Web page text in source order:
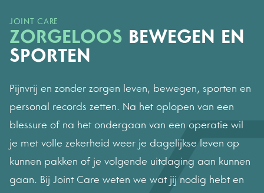
JOINT CARE
ZORGELOOS BEWEGEN EN
SPORTEN
Pijnvrij en zonder zorgen leven, bewegen, sporten en
personal records zetten. Na het oplopen van een
blessure of na het ondergaan van een operatie wil
je met volle zekerheid weer je dagelijkse leven op
kunnen pakken of je volgende uitdaging aan kunnen
gaan. Bij Joint Care weten we wat jij nodig hebt en